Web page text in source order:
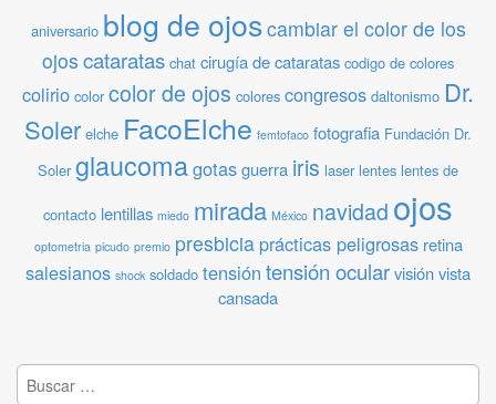
aniversario blog de ojoscambiar el color de los
ojos cataratas chat cirugía de cataratas codigo de colores
colirio color color de ojos colores congresos daltonismo Dr.
Soler elche FacoElche femtofaco fotografia Fundación Dr.
Soler glaucomagotasguerra iris laser lentes lentes de
contacto lentillas miedo mirada México navidad ojos
optometria picudo premio presbicia prácticas peligrosas retina
salesianos shock soldado tensión tensión ocularvisiónvista
cansada
Buscar: